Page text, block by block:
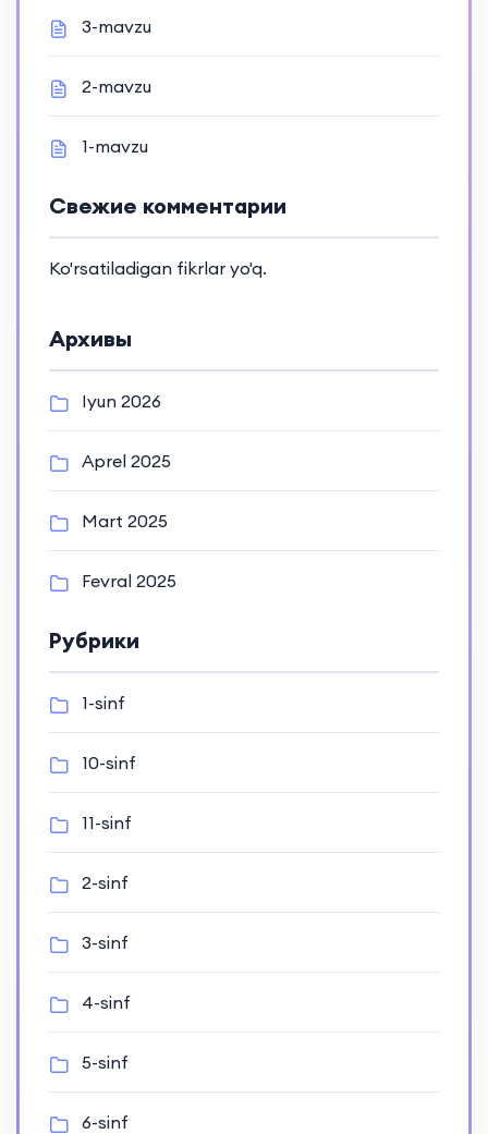
3-mavzu
2-mavzu
1-mavzu
Свежие комментарии
Ko'rsatiladigan fikrlar yo'q.
Архивы
Iyun 2026
Aprel 2025
Mart 2025
Fevral 2025
Рубрики
1-sinf
10-sinf
11-sinf
2-sinf
3-sinf
4-sinf
5-sinf
6-sinf